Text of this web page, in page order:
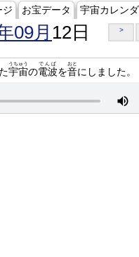
ジ お宝データ 宇宙カレン
09月 12日 >
宇宙
うちゅう
の電波
でんぱ
を音
おと
にしました。